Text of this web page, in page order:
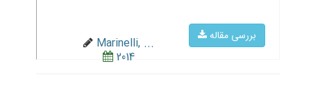
بررسی مقاله
Marinelli, ...
2014